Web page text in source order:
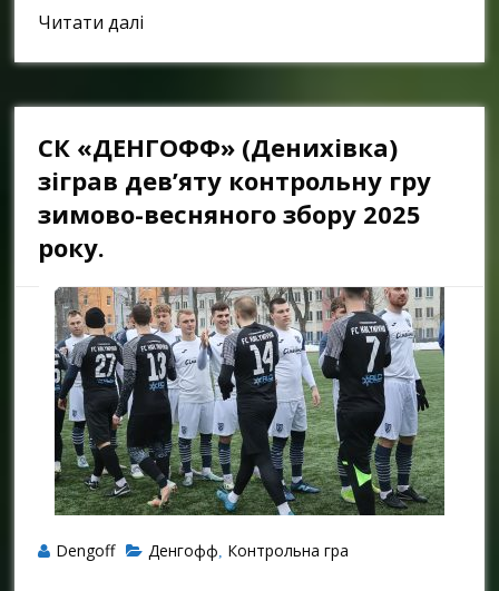
Читати далі
СК «ДЕНГОФФ» (Денихівка)
зіграв дев’яту контрольну гру
зимово-весняного збору 2025
року.
Dengoff Денгофф Контрольна гра